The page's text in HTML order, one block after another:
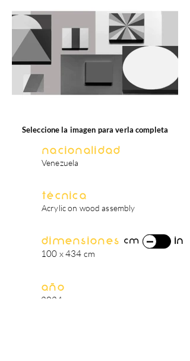
Seleccione la imagen para verla completa
Nacionalidad
Venezuela
Técnica
Acrylic on wood assembly
Dimensiones
100 x 434 cm
cm in
Año
2024